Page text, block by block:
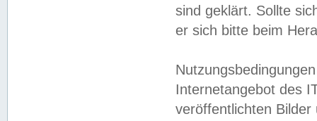
sind geklärt. Sollte
er sich bitte beim
Internetangebot des
veröffentlichten